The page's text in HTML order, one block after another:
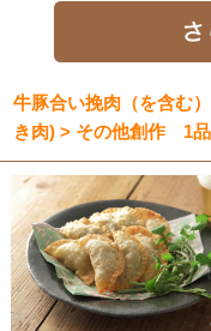
牛豚合い挽肉（を含む
き肉) > その他創作 1品